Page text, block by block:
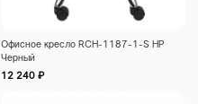
Офисное кресло RCH-1187-1-S HP
Черный
12 240 ₽